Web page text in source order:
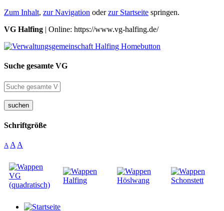
Zum Inhalt, zur Navigation oderzur Startseite springen.
VG Halfing | Online: https://www.vg-halfing.de/
Suche gesamte VG
suchen
Schriftgröße
A A A